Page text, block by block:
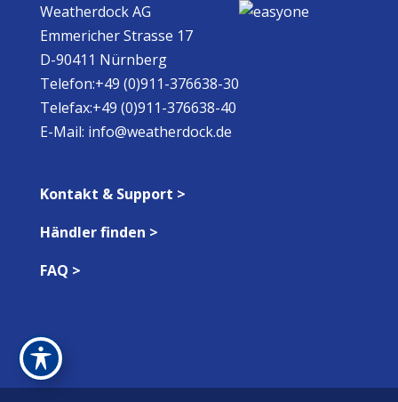
Weatherdock AG
Emmericher Strasse 17
D-90411 Nürnberg
Telefon:+49 (0)911-376638-30
Telefax:+49 (0)911-376638-40
E-Mail: info@weatherdock.de
Kontakt & Support >
Händler finden >
FAQ >